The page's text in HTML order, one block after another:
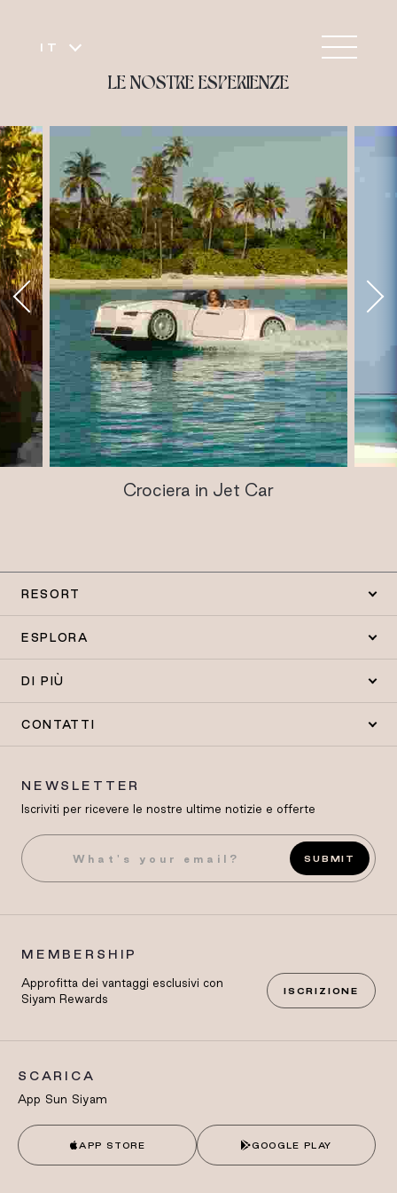
IT
LE NOSTRE ESPERIENZE
Crociera in Jet Car
RESORT
ESPLORA
DI PIÙ
CONTATTI
NEWSLETTER
Iscriviti per ricevere le nostre ultime notizie e offerte
SUBMIT
MEMBERSHIP
Approfitta dei vantaggi esclusivi con
Siyam Rewards
ISCRIZIONE
SCARICA
App Sun Siyam
APP STORE GOOGLE PLAY